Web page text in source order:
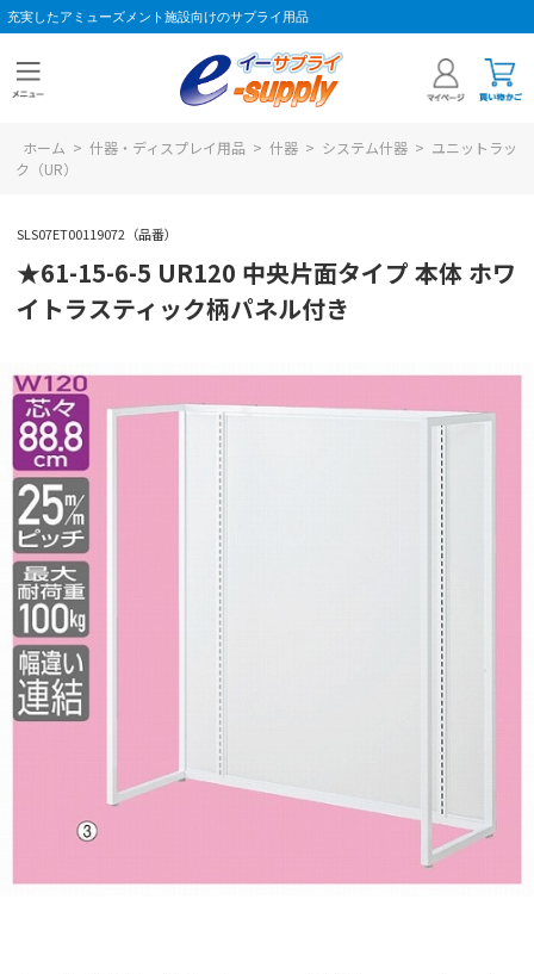
充実したアミューズメント施設向けのサプライ用品
ホーム > 什器・ディスプレイ用品 > 什器 > システム什器 > ユニットラッ
ク（UR）
SLS07ET00119072（品番）
★61-15-6-5 UR120 中央片面タイプ 本体 ホワ
イトラスティック柄パネル付き